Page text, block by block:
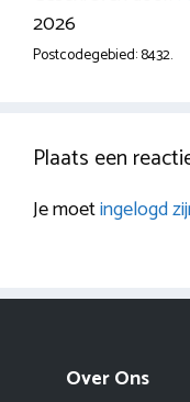
2026
Postcodegebied: 8432.
Plaats een
Je moetingelogd
Over Ons